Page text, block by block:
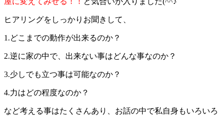
ヒアリングをしっかりお聞きして、
1.どこまでの動作が出来るのか？
2.逆に家の中で、出来ない事はどんな事なのか？
3.少しでも立つ事は可能なのか？
4.力はどの程度なのか？
など考える事はたくさんあり、お話の中で私自身もいろいろ